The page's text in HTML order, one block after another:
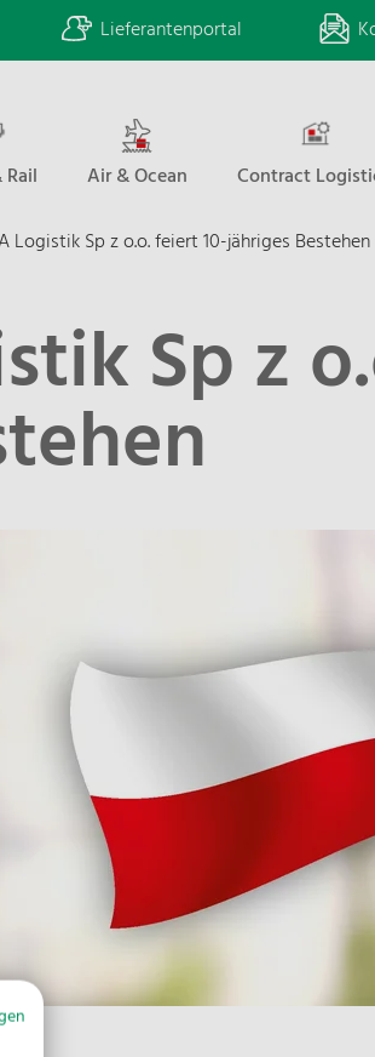
Lieferantenportal
Rail Air & Ocean Contract
Logistik Sp z o.o. feiert 10-jähriges Bestehen
Sp z